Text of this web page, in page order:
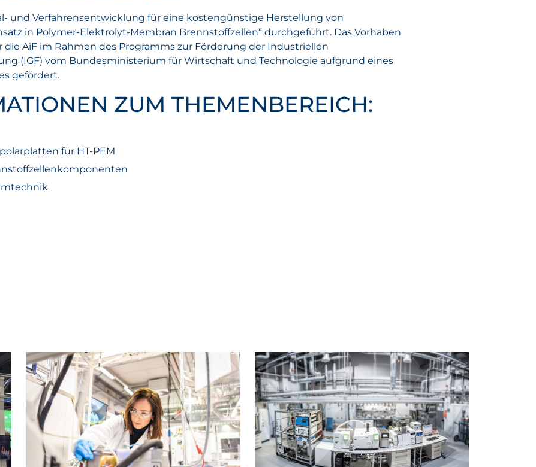
und Verfahrensentwicklung für eine kostengünstige Herstellung von
in Polymer-Elektrolyt-Membran Brennstoffzellen“ durchgeführt. Das Vorhaben
die AiF im Rahmen des Programms zur Förderung der Industriellen
(IGF) vom Bundesministerium für Wirtschaft und Technologie aufgrund eines
gefördert.
ZUM THEMENBEREICH:
für HT-PEM